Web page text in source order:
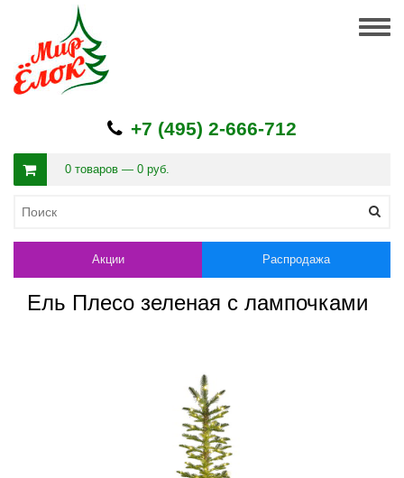
+7 (495) 2-666-712
0 товаров — 0 руб.
Акции Распродажа
Ель Плесо зеленая с лампочками